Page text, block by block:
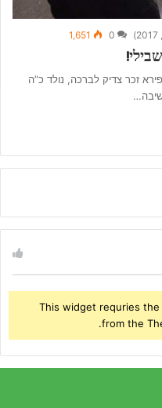
0
1,651
זכר צדיק לברכה, נולד כ”ה
This widget requries the
from the